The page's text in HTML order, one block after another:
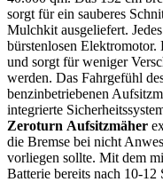
sorgt für ein sauberes
Mulchkit ausgeliefert.
bürstenlosen Elektromotor.
und sorgt für weniger
werden. Das Fahrgefühl
benzinbetriebenen
integrierte
Zeroturn Aufsitzmäher
die Bremse bei nicht
vorliegen sollte. Mit dem
Batterie bereits nach 10-